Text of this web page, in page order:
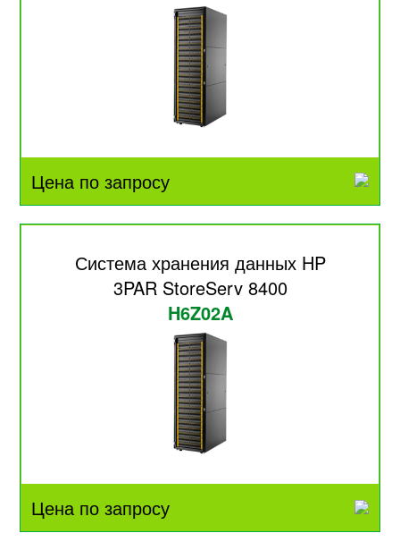
Цена по запросу
Система хранения данных HP
3PAR StoreServ 8400
H6Z02A
Цена по запросу